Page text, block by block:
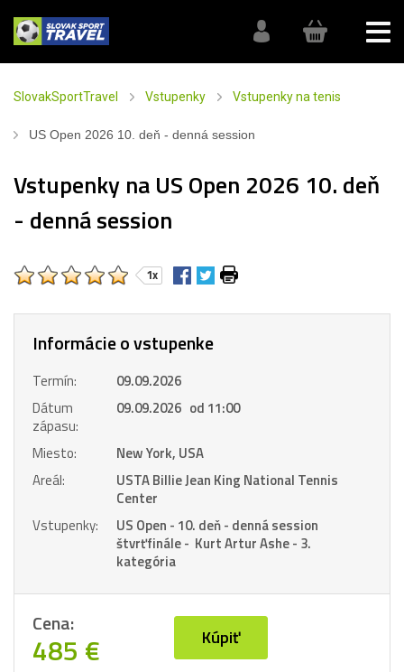
SlovakSportTravel Vstupenky Vstupenky na tenis
US Open 2026 10. deň - denná session
Vstupenky na US Open 2026 10. deň
- denná session
1x
Informácie o vstupenke
Termín:
09.09.2026
Dátum
zápasu:
09.09.2026 od 11:00
Miesto:
New York, USA
Areál:
USTA Billie Jean King National Tennis
Center
Vstupenky:
US Open - 10. deň - denná session
štvrťfinále - Kurt Artur Ashe - 3.
kategória
Cena:
485 € Kúpiť